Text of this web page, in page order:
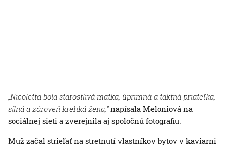
„Nicoletta bola starostlivá matka, úprimná a taktná priateľka,
silná a zároveň krehká žena,“napísala Meloniová na
sociálnej sieti a zverejnila aj spoločnú fotografiu.
Muž začal strieľať na stretnutí vlastníkov bytov v kaviarni